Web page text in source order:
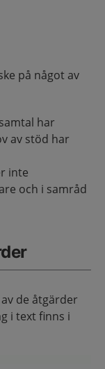
på något av
har
av stöd har
inte
och i samråd
de åtgärder
i text finns i